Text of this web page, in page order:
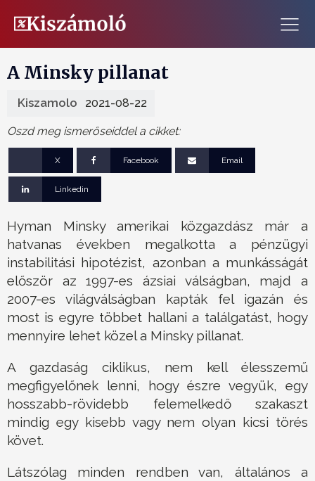
A Minsky pillanat
Kiszamolo 2021-08-22
Oszd meg ismerőseiddel a cikket:
X Facebook Email
Linkedin
Hyman Minsky amerikai közgazdász már a
hatvanas években megalkotta a pénzügyi
instabilitási hipotézist, azonban a munkásságát
először az 1997-es ázsiai válságban, majd a
2007-es világválságban kapták fel igazán és
most is egyre többet hallani a találgatást, hogy
mennyire lehet közel a Minsky pillanat.
A gazdaság ciklikus, nem kell élesszemű
megfigyelőnek lenni, hogy észre vegyük, egy
hosszabb-rövidebb felemelkedő szakaszt
mindig egy kisebb vagy nem olyan kicsi törés
követ.
Látszólag minden rendben van, általános a